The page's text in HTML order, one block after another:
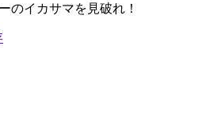
のイカサマを見破れ！